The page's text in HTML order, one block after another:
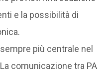
e la possibilità di
più centrale nel
comunicazione tra PA